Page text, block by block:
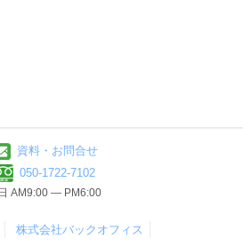
資料・お問合せ
050-1722-7102
AM9:00 ― PM6:00
株式会社バックオフィス